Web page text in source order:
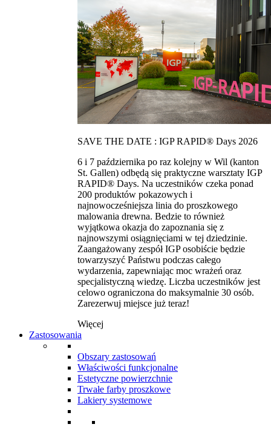
SAVE THE DATE : IGP RAPID® Days 2026
6 i 7 października po raz kolejny w Wil (kanton
St. Gallen) odbędą się praktyczne warsztaty IGP
RAPID® Days. Na uczestników czeka ponad
200 produktów pokazowych i
najnowocześniejsza linia do proszkowego
malowania drewna. Bedzie to również
wyjątkowa okazja do zapoznania się z
najnowszymi osiągnięciami w tej dziedzinie.
Zaangażowany zespół IGP osobiście będzie
towarzyszyć Państwu podczas całego
wydarzenia, zapewniając moc wrażeń oraz
specjalistyczną wiedzę. Liczba uczestników jest
celowo ograniczona do maksymalnie 30 osób.
Zarezerwuj miejsce już teraz!
Więcej
Zastosowania
Obszary zastosowań
Właściwości funkcjonalne
Estetyczne powierzchnie
Trwałe farby proszkowe
Lakiery systemowe